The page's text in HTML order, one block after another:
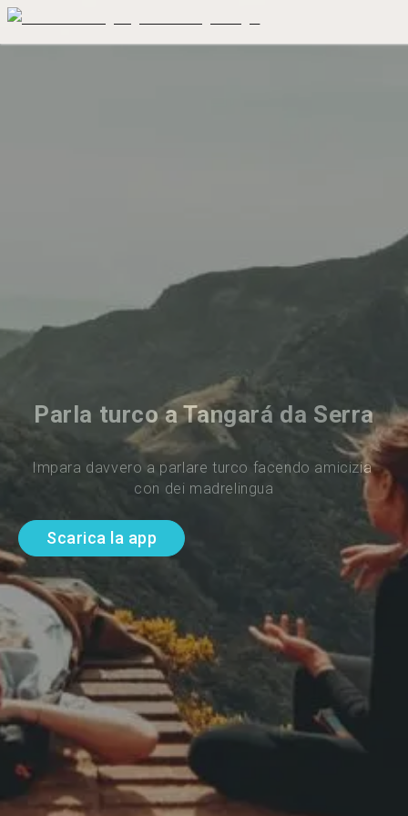
Parla turco a Tangará da Serra
Impara davvero a parlare turco facendo amicizia
con dei madrelingua
Scarica la app